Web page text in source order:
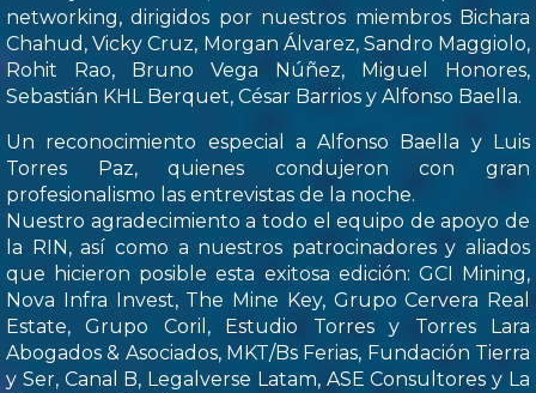
networking, dirigidos por nuestros miembros Bichara
Chahud, Vicky Cruz, Morgan Álvarez, Sandro Maggiolo,
Rohit Rao, Bruno Vega Núñez, Miguel Honores,
Sebastián KHL Berquet, César Barrios y Alfonso Baella.
Un reconocimiento especial a Alfonso Baella y Luis
Torres Paz, quienes condujeron con gran
profesionalismo las entrevistas de la noche.
Nuestro agradecimiento a todo el equipo de apoyo de
la RIN, así como a nuestros patrocinadores y aliados
que hicieron posible esta exitosa edición: GCI Mining,
Nova Infra Invest, The Mine Key, Grupo Cervera Real
Estate, Grupo Coril, Estudio Torres y Torres Lara
Abogados & Asociados, MKT/Bs Ferias, Fundación Tierra
y Ser, Canal B, Legalverse Latam, ASE Consultores y La